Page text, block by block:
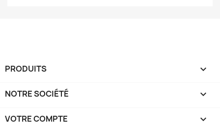
PRODUITS 
NOTRE SOCIÉTÉ 
VOTRE COMPTE 